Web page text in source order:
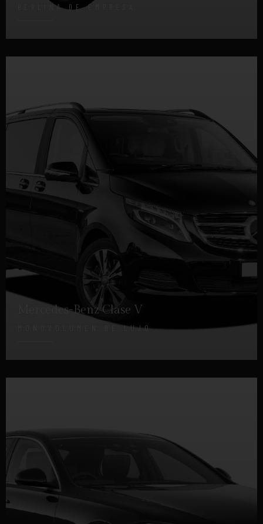
BERLINA DE EMPRESA
DETALLES
Mercedes-Benz Clase V
MONOVOLUMEN DE LUJO
DETALLES